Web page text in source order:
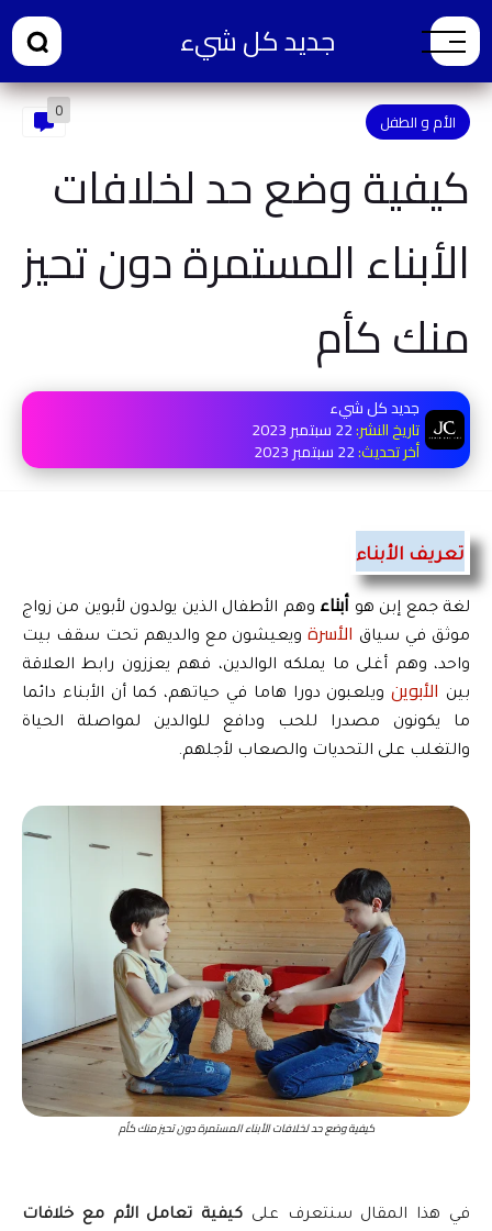
جديد كل شيء
الأم و الطفل 0
كيفية وضع حد لخلافات
الأبناء المستمرة دون تحيز
منك كأم
جديد كل شيء
تاريخ النشر:
أخر تحديث:
تعريف الأبناء
لغة جمع إبن هو أبناء
موثق في سياق الأسرة
بين الأبوين
والتغلب على التحديات والصعاب لأجلهم.
كيفية وضع حد لخلافات الأبناء المستمرة دون تحيز منك كأم
في هذا المقال سنتعرف على كيفية تعامل الأم مع خلافات